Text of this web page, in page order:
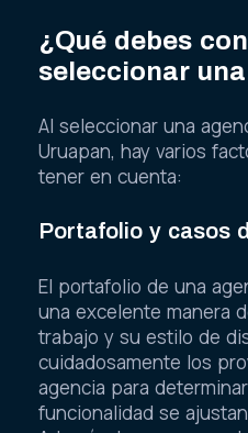
¿Qué debes
seleccionar
Al seleccionar una
Uruapan, hay varios
tener en cuenta:
Portafolio y casos
El portafolio de una
una excelente manera
trabajo y su estilo de
cuidadosamente los
agencia para
funcionalidad se